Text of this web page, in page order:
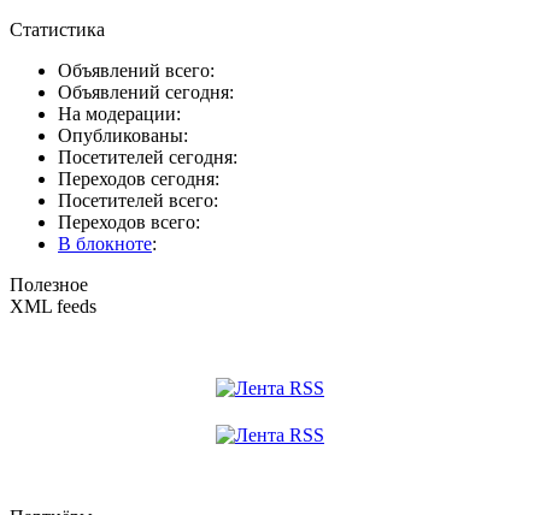
Статистика
Объявлений всего:
Объявлений сегодня:
На модерации:
Опубликованы:
Посетителей сегодня:
Переходов сегодня:
Посетителей всего:
Переходов всего:
В блокноте:
Полезное
XML feeds